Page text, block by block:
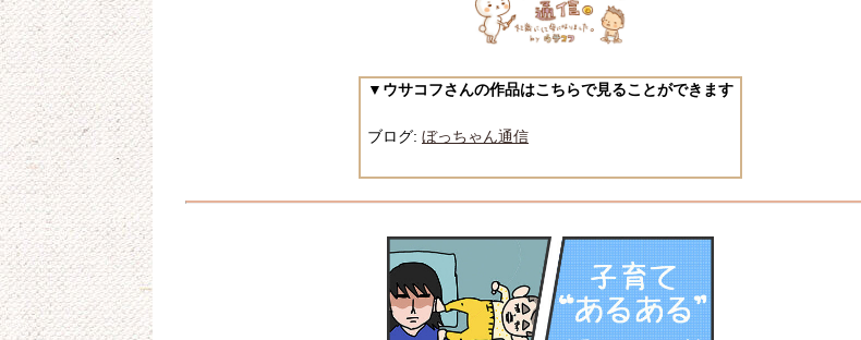
▼ウサコフさんの作品はこちらで見ることができます
ブログ: ぼっちゃん通信